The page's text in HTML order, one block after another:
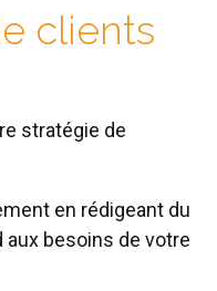
clients
stratégie de
en rédigeant du
aux besoins de votre